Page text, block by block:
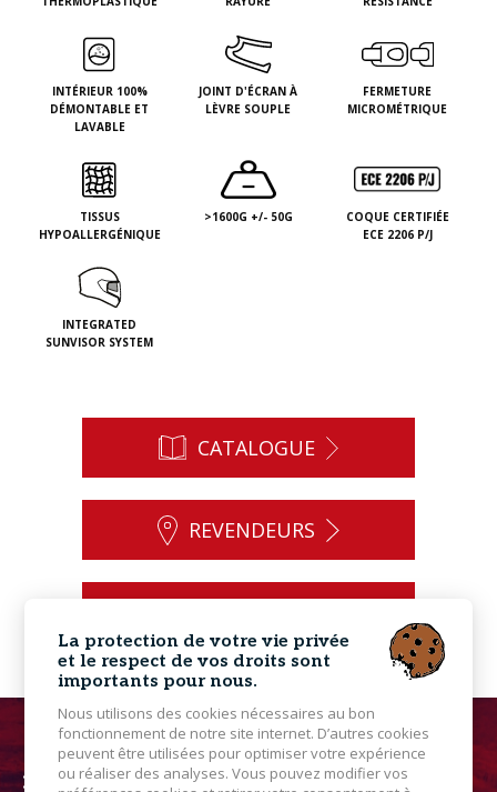
INTÉRIEUR 100%
DÉMONTABLE ET
LAVABLE
JOINT D'ÉCRAN À
LÈVRE SOUPLE
FERMETURE
MICROMÉTRIQUE
TISSUS
HYPOALLERGÉNIQUE
>1600G +/- 50G
COQUE CERTIFIÉE
ECE 2206 P/J
INTEGRATED
SUNVISOR SYSTEM
CATALOGUE
REVENDEURS
La protection de votre vie privée
et le respect de vos droits sont
importants pour nous.
Nous utilisons des cookies nécessaires au bon
fonctionnement de notre site internet. D’autres cookies
peuvent être utilisées pour optimiser votre expérience
ou réaliser des analyses. Vous pouvez modifier vos